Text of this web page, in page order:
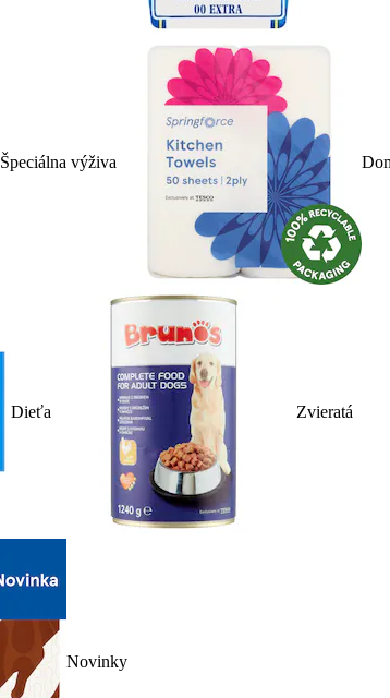
Špeciálna výživa
Dieťa Zvieratá
Novinky